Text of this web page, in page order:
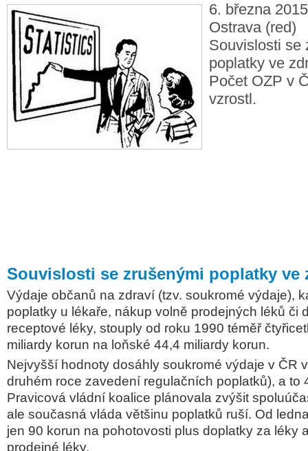
6. března
Ostrava (red)
Souvislosti se
poplatky ve
Počet OZP v
vzrostl.
Souvislosti se zrušenými poplatky ve
Výdaje občanů na zdraví (tzv. soukromé výdaje),
poplatky u lékaře, nákup volně prodejných léků či
receptové léky, stouply od roku 1990 téměř
miliardy korun na loňské 44,4 miliardy korun.
Nejvyšší hodnoty dosáhly soukromé výdaje v ČR
druhém roce zavedení regulačních poplatků), a to
Pravicová vládní koalice plánovala zvýšit
ale současná vláda většinu poplatků ruší. Od
jen 90 korun na pohotovosti plus doplatky za léky
prodejné léky.